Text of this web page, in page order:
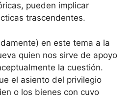
pueden implicar
trascendentes.
en este tema a la
quien nos sirve de apoyo
la cuestión.
el asiento del privilegio
o los bienes con cuyo